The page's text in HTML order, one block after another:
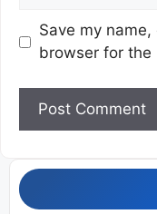
Save my
browser for the